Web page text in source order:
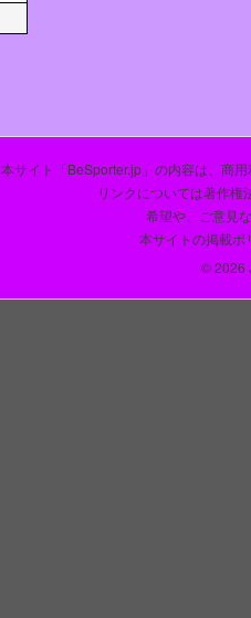
本サイト「BeSporter.jp」の内容は、商
リンクについては著作権
希望や、ご意見
本サイトの掲載ポ
© 2026